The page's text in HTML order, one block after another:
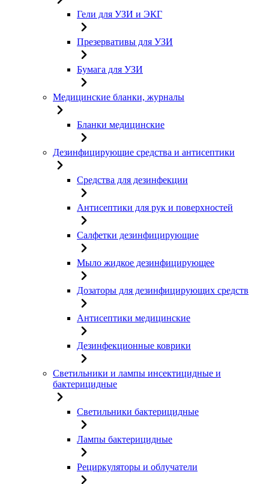
Гели для УЗИ и ЭКГ
Презервативы для УЗИ
Бумага для УЗИ
Медицинские бланки, журналы
Бланки медицинские
Дезинфицирующие средства и антисептики
Средства для дезинфекции
Антисептики для рук и поверхностей
Салфетки дезинфицирующие
Мыло жидкое дезинфицирующее
Дозаторы для дезинфицирующих средств
Антисептики медицинские
Дезинфекционные коврики
Светильники и лампы инсектицидные и
бактерицидные
Светильники бактерицидные
Лампы бактерицидные
Рециркуляторы и облучатели